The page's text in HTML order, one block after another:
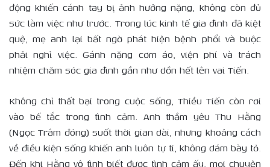
động khiến cánh tay bị ảnh hưởng nặng, không còn đủ
sức làm việc như trước. Trong lúc kinh tế gia đình đã kiệt
quệ, mẹ anh lại bất ngờ phát hiện bệnh phổi và buộc
phải nghỉ việc. Gánh nặng cơm áo, viện phí và trách
nhiệm chăm sóc gia đình gần như dồn hết lên vai Tiến.
Không chỉ thất bại trong cuộc sống, Thiều Tiến còn rơi
vào bế tắc trong tình cảm. Anh thầm yêu Thu Hằng
(Ngọc Trâm đóng) suốt thời gian dài, nhưng khoảng cách
về điều kiện sống khiến anh luôn tự ti, không dám bày tỏ.
Đến khi Hằng vô tình biết được tình cảm ấy, mọi chuyện